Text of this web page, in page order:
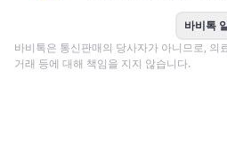
바비톡
바비톡은 통신판매의 당사자가 아니므로, 의
거래 등에 대해 책임을 지지 않습니다.